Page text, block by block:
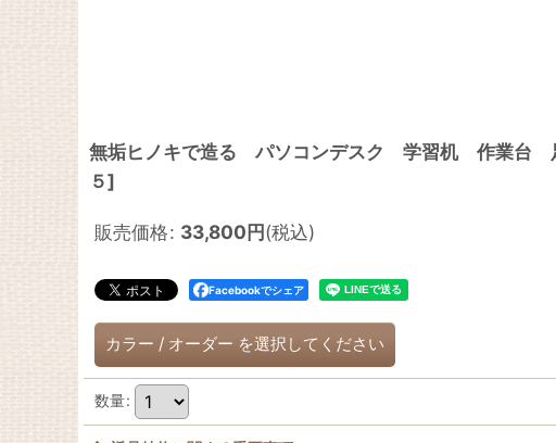
無垢ヒノキで造る パソコンデスク 学習机 作業
５]
販売価格: 33,800円(税込)
Facebookでシェア
カラー / オーダー を選択してください
数量: